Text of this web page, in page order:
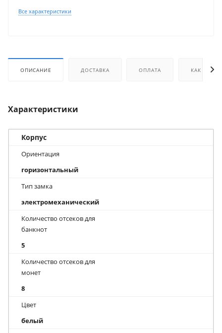
Все характеристики
ОПИСАНИЕ ДОСТАВКА ОПЛАТА КАК
Характеристики
Корпус
Ориентация
горизонтальный
Тип замка
электромеханический
Количество отсеков для
банкнот
5
Количество отсеков для
монет
8
Цвет
белый